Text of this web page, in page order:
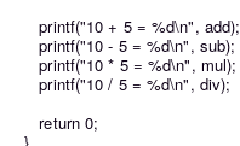
printf("10 + 5 = %d\n", add);
printf("10 - 5 = %d\n", sub);
printf("10 * 5 = %d\n", mul);
printf("10 / 5 = %d\n", div);
return 0;